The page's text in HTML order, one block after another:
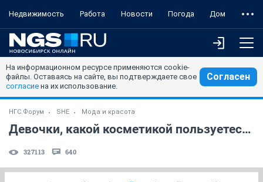
Недвижимость Работа Новости Погода Дом
На информационном ресурсе применяются cookie-
файлы. Оставаясь на сайте, вы подтверждаете свое
согласие на их использование.
Согласен
НГС.Форум SHE Мода и красота
Девочки, какой косметикой пользуетесь?
327113 640